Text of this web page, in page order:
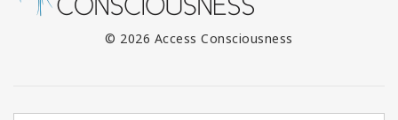
© 2026 Access Consciousness